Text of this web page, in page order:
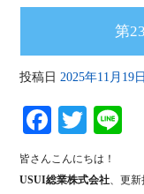
第
投稿日 2025年11月19日
Fa
ce
bo
T
wi
tte
皆さんこんにちは！
USUI総業株式会社、更新